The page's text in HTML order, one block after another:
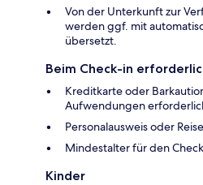
Von der Unterkunft zur
werden ggf. mit
übersetzt.
Beim Check-in
Kreditkarte oder
Aufwendungen
Personalausweis oder
Mindestalter für den
Kinder